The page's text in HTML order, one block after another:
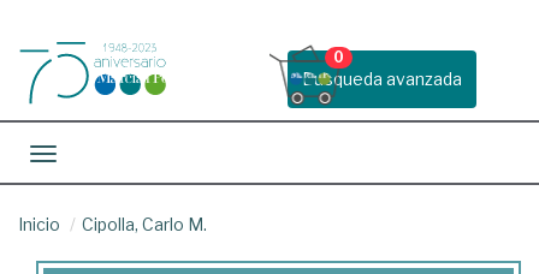
Busqueda avanzada
0
Toggle navigation
Inicio Cipolla, Carlo M.